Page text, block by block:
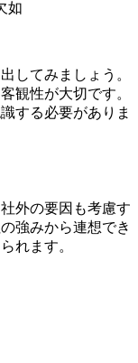
如
してみましょう。
観性が大切です。
する必要がありま
外の要因も考慮す
強みから連想でき
れます。